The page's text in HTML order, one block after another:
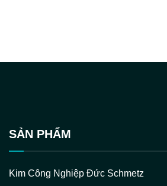
SẢN PHẨM
Kim Công Nghiệp Đức Schmetz